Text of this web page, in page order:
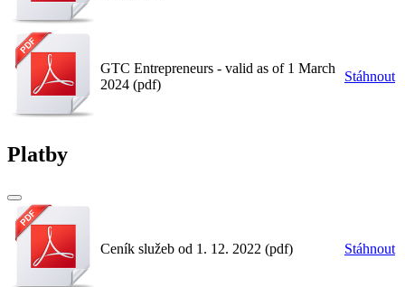
GTC Entrepreneurs - valid as of 1 March
2024 (pdf)
Stáhnout
Platby
Ceník služeb od 1. 12. 2022 (pdf) Stáhnout